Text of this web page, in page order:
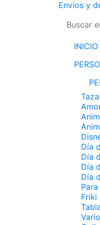
Envíos y
INICIO
Día
Día
Día
Día
Friki